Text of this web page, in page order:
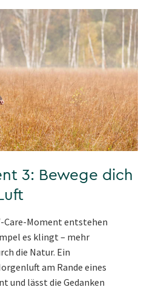
3: Bewege dich
Care-Moment entstehen
es klingt – mehr
die Natur. Ein
am Rande eines
und lässt die Gedanken